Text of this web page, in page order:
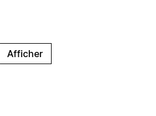
Afficher